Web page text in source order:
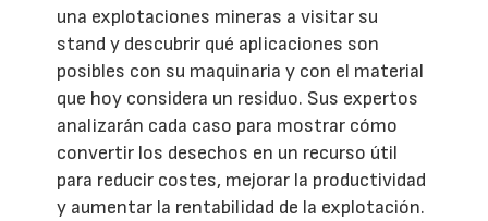
una explotaciones mineras a visitar su
stand y descubrir qué aplicaciones son
posibles con su maquinaria y con el material
que hoy considera un residuo. Sus expertos
analizarán cada caso para mostrar cómo
convertir los desechos en un recurso útil
para reducir costes, mejorar la productividad
y aumentar la rentabilidad de la explotación.